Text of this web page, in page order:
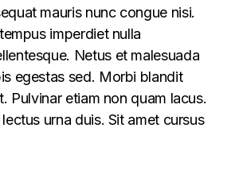
mauris nunc congue nisi.
imperdiet nulla
Netus et malesuada
egestas sed. Morbi blandit
Pulvinar etiam non quam lacus.
urna duis. Sit amet cursus